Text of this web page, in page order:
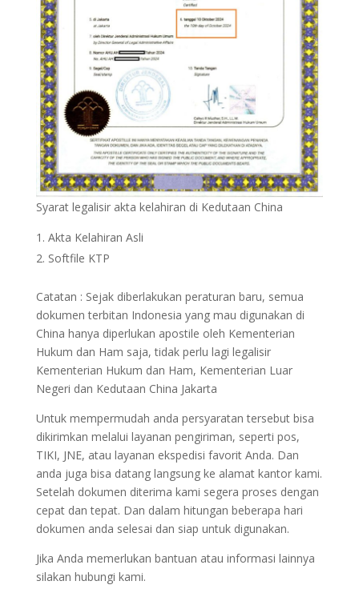
Syarat legalisir akta kelahiran di Kedutaan China
Akta Kelahiran Asli
Softfile KTP
Catatan : Sejak diberlakukan peraturan baru, semua
dokumen terbitan Indonesia yang mau digunakan di
China hanya diperlukan apostile oleh Kementerian
Hukum dan Ham saja, tidak perlu lagi legalisir
Kementerian Hukum dan Ham, Kementerian Luar
Negeri dan Kedutaan China Jakarta
Untuk mempermudah anda persyaratan tersebut bisa
dikirimkan melalui layanan pengiriman, seperti pos,
TIKI, JNE, atau layanan ekspedisi favorit Anda. Dan
anda juga bisa datang langsung ke alamat kantor kami.
Setelah dokumen diterima kami segera proses dengan
cepat dan tepat. Dan dalam hitungan beberapa hari
dokumen anda selesai dan siap untuk digunakan.
Jika Anda memerlukan bantuan atau informasi lainnya
silakan hubungi kami.